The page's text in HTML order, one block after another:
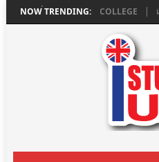
NOW TRENDING:
ที่ ASHBOURNE COLLEGE